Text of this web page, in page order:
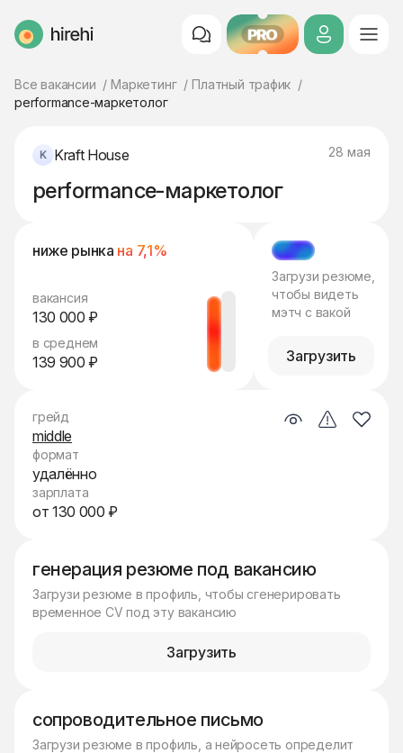
HireHi PRO
Все вакансии Маркетинг
Платный трафик
performance-маркетолог
Kraft House 28 мая
performance-маркетолог
ниже рынка на 7,1%
вакансия
130 000 ₽
в среднем
139 900 ₽
МЭТЧ
Загрузи резюме,
чтобы видеть
мэтч с вакой
Загрузить
генерация резюме под вакансию
Загрузи резюме в профиль, чтобы сгенерировать
временное CV под эту вакансию
Загрузить
сопроводительное письмо
Загрузи резюме в профиль, а нейросеть определит
грейд
middle
формат
удалённо
зарплата
от 130 000 ₽